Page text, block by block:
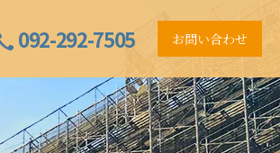
092-292-7505 お問い合わせ